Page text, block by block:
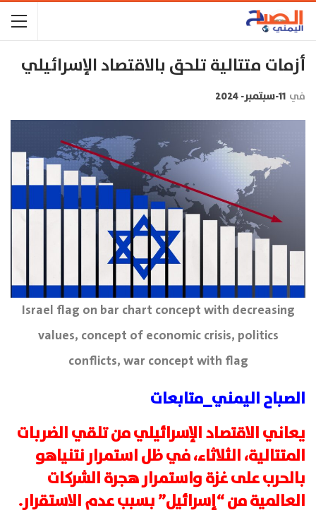
أزمات متتالية تلحق بالاقتصاد الإسرائيلي
في 11-سبتمبر- 2024
Israel flag on bar chart concept with decreasing
values, concept of economic crisis, politics
conflicts, war concept with flag
الصباح اليمني_متابعات
يعاني الاقتصاد الإسرائيلي من تلقي الضربات
المتتالية، الثلاثاء، في ظل استمرار نتنياهو
بالحرب على غزة واستمرار هجرة الشركات
العالمية من “إسرائيل” بسبب عدم الاستقرار.